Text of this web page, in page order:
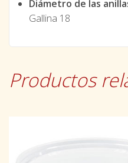
Diámetro de las
Gallina 18
Productos